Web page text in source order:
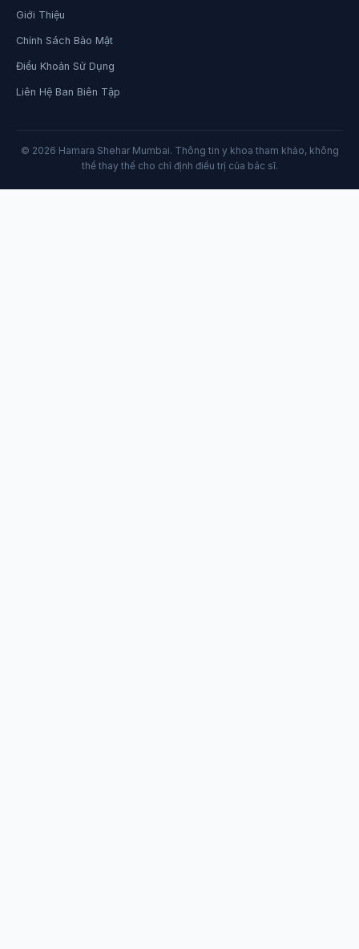
Giới Thiệu
Chính Sách Bảo Mật
Điều Khoản Sử Dụng
Liên Hệ Ban Biên Tập
© 2026 Hamara Shehar Mumbai. Thông tin y khoa tham khảo, không
thể thay thế cho chỉ định điều trị của bác sĩ.